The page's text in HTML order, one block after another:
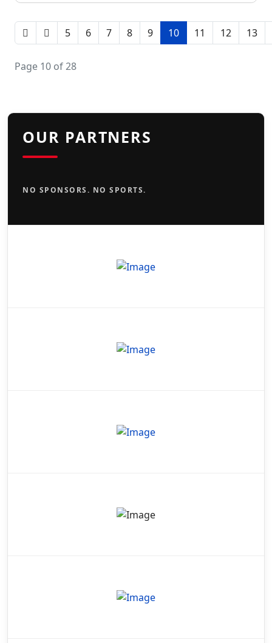
5 6 7 8 9 10 11 12 13
Page 10 of 28
OUR PARTNERS
NO SPONSORS. NO SPORTS.